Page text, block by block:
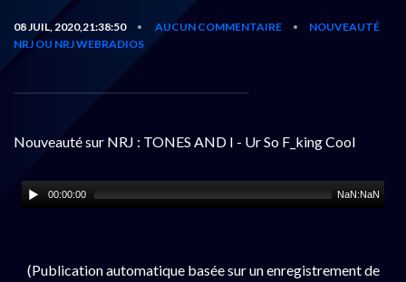
08 JUIL, 2020,21:38:50 • AUCUN COMMENTAIRE •
NOUVEAUTÉ
NRJ OU NRJ WEBRADIOS
Nouveauté sur NRJ : TONES AND I - Ur So F_king Cool
00:00:00 NaN:NaN
(Publication automatique basée sur un enregistrement de